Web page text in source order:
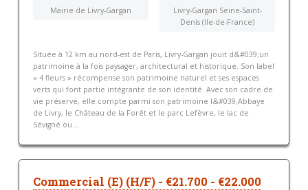
Mairie de Livry-Gargan
Livry-Gargan Seine-Saint-
Denis (Ile-de-France)
Située à 12 km au nord-est de Paris, Livry-Gargan jouit d&#039;un
patrimoine à la fois paysager, architectural et historique. Son label
« 4 fleurs » récompense son patrimoine naturel et ses espaces
verts qui font partie intégrante de son identité. Avec son cadre de
vie préservé, elle compte parmi son patrimoine l&#039;Abbaye
de Livry, le Château de la Forêt et le parc Lefèvre, le lac de
Sévigné ou...
Commercial (E) (H/F) - €21.700 - €22.000